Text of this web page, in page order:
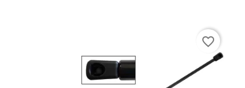
favorite_border